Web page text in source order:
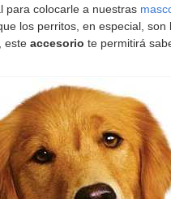
para colocarle a nuestras
los perritos, en especial, son
esteaccesorio te permitirá